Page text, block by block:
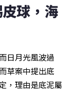
球，海
日月光風波過
草案中提出底
，理由是底泥屬